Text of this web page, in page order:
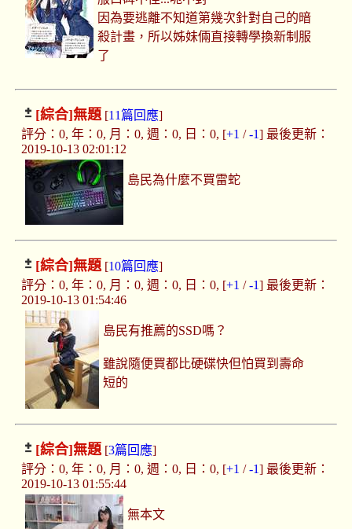
因為要逃離不知道第幾次針對自己的暗
殺計畫，所以姊妹倆直接轉學換新制服
了
[綜合]無題[11篇回應]
評分：0, 年：0, 月：0, 週：0, 日：0, [+1 /-1] 最後更新：
2019-10-13 02:01:12
島民為什麼不買雷蛇
[綜合]無題[10篇回應]
評分：0, 年：0, 月：0, 週：0, 日：0, [+1 /-1] 最後更新：
2019-10-13 01:54:46
島民有推薦的SSD嗎？
雖說隨便買都比硬碟快但怕買到壽命
短的
[綜合]無題[3篇回應]
評分：0, 年：0, 月：0, 週：0, 日：0, [+1 /-1] 最後更新：
2019-10-13 01:55:44
無本文